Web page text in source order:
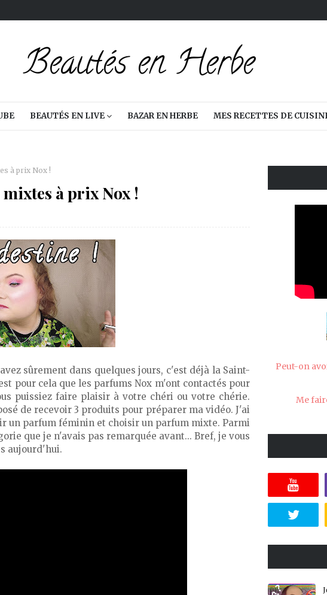
BEAUTÉS EN LIVE BAZAR EN HERBE MES RECETTES DE
à prix Nox !
à prix Nox !
sûrement dans quelques jours, c'est déjà la Saint-
pour cela que les parfums Nox m'ont contactés pour
puissiez faire plaisir à votre chéri ou votre chérie.
de recevoir 3 produits pour préparer ma vidéo. J'ai
un parfum féminin et choisir un parfum mixte. Parmi
que je n'avais pas remarquée avant... Bref, je vous
aujourd'hui.
Peut-on
Me